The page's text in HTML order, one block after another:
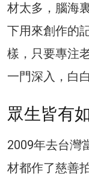
材太多，腦海
下用來創作的
樣，只要專注
一門深入，白
眾生皆有
2009年去台灣
材都作了慈善